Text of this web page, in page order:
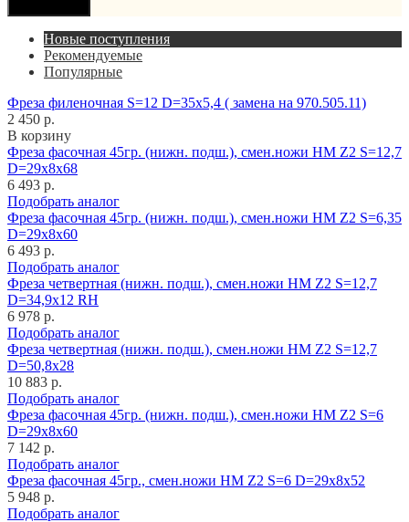
Новые поступления
Рекомендуемые
Популярные
Фреза филеночная S=12 D=35x5,4 ( замена на 970.505.11)
2 450 р.
В корзину
Фреза фасочная 45гр. (нижн. подш.), смен.ножи HM Z2 S=12,7
D=29x8x68
6 493 р.
Подобрать аналог
Фреза фасочная 45гр. (нижн. подш.), смен.ножи HM Z2 S=6,35
D=29x8x60
6 493 р.
Подобрать аналог
Фреза четвертная (нижн. подш.), смен.ножи HM Z2 S=12,7
D=34,9x12 RH
6 978 р.
Подобрать аналог
Фреза четвертная (нижн. подш.), смен.ножи HM Z2 S=12,7
D=50,8x28
10 883 р.
Подобрать аналог
Фреза фасочная 45гр. (нижн. подш.), смен.ножи HM Z2 S=6
D=29x8x60
7 142 р.
Подобрать аналог
Фреза фасочная 45гр., смен.ножи HM Z2 S=6 D=29x8x52
5 948 р.
Подобрать аналог